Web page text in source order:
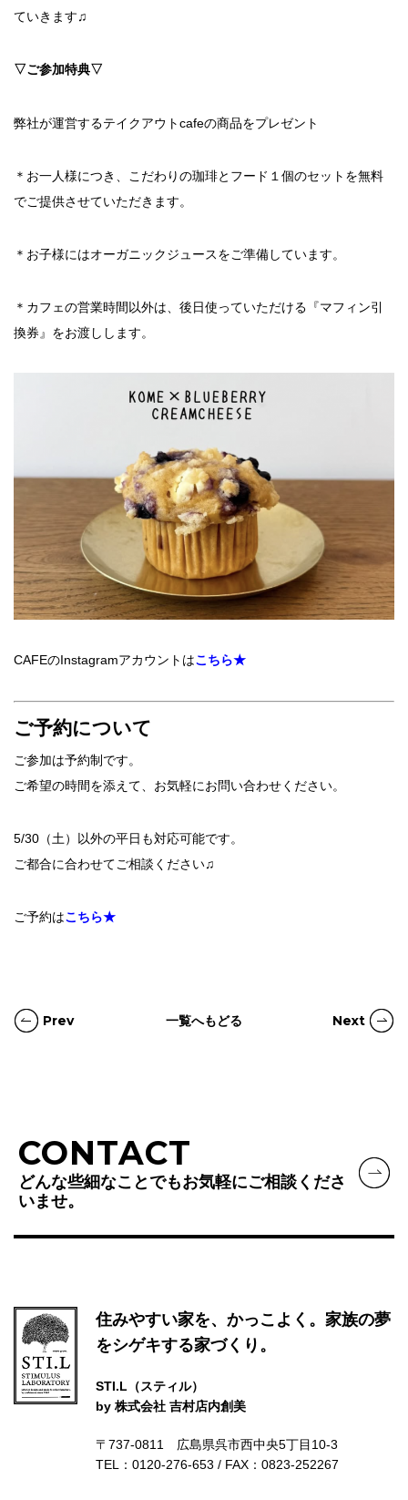
ていきます♫
▽ご参加特典▽
弊社が運営するテイクアウトcafeの商品をプレゼント
＊お一人様につき、こだわりの珈琲とフード１個のセットを無料
でご提供させていただきます。
＊お子様にはオーガニックジュースをご準備しています。
＊カフェの営業時間以外は、後日使っていただける『マフィン引
換券』をお渡しします。
CAFEのInstagramアカウントはこちら★
ご予約について
ご参加は予約制です。
ご希望の時間を添えて、お気軽にお問い合わせください。
5/30（土）以外の平日も対応可能です。
ご都合に合わせてご相談ください♫
ご予約はこちら★
Prev 一覧へもどる Next
CONTACT
どんな些細なことでもお気軽にご相談くださ
いませ。
住みやすい家を、かっこよく。家族の夢
をシゲキする家づくり。
STI.L（スティル）
by 株式会社 吉村店内創美
〒737-0811 広島県呉市西中央5丁目10-3
TEL：0120-276-653 / FAX：0823-252267